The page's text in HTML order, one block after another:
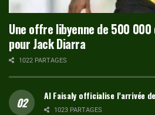
Une offre libyenne de 500
pour Jack Diarra
1022 PARTAGES
Al Faisaly officialise l’arrivée
1023 PARTAGES